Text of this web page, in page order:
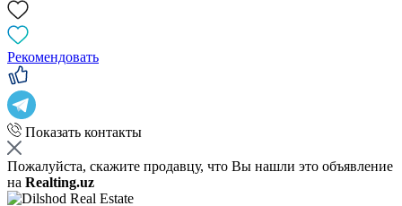
Рекомендовать
Показать контакты
Пожалуйста, скажите продавцу, что Вы нашли это объявление
на Realting.uz